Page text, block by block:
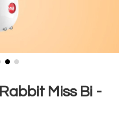
Miss Bi -